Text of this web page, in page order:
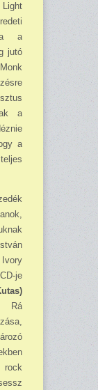
a
jutó
a
a
je
Rá